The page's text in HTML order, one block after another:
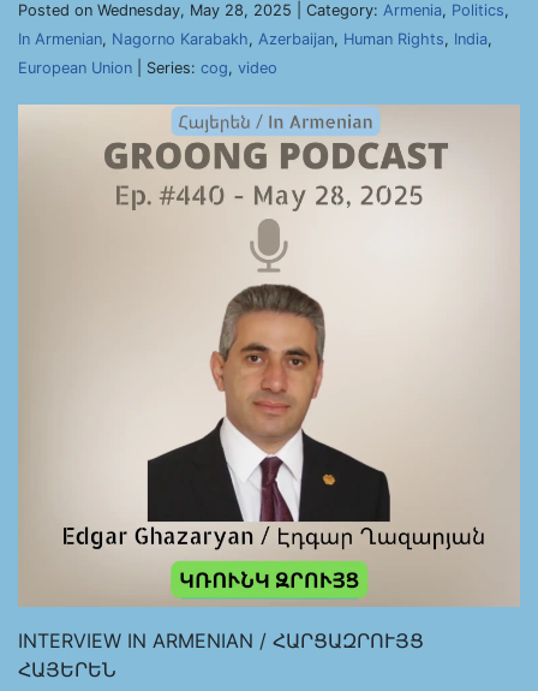
Posted on Wednesday, May 28, 2025 | Category: Armenia, Politics,
In Armenian, Nagorno Karabakh, Azerbaijan, Human Rights, India,
European Union | Series: cog, video
INTERVIEW IN ARMENIAN / ՀԱՐՑԱԶՐՈՒՅՑ
ՀԱՅԵՐԵՆ